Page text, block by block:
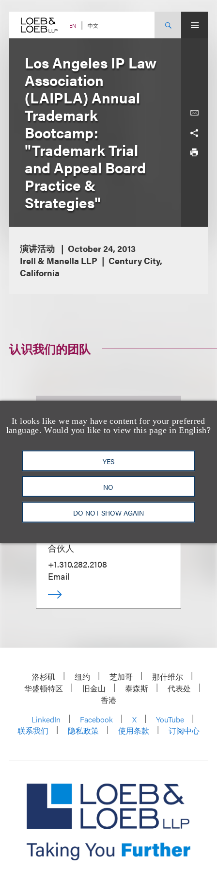
content EN 中文
It looks like we may have content for your preferred
language. Would you like to view this page in English?
YES
NO
DO NOT SHOW AGAIN
Los Angeles IP Law
Association
(LAIPLA) Annual
Trademark
Bootcamp:
"Trademark Trial
and Appeal Board
Practice &
Strategies"
演讲活动
October 24, 2013
Irell & Manella LLP
Century City,
California
认识我们的团队
David W. Grace
合伙人
+1.310.282.2108
Email
洛杉矶 纽约 芝加哥
那什维尔
华盛顿特区
旧金山 泰森斯
代表处
香港
LinkedIn
Facebook X
YouTube
联系我们
隐私政策 使用条款 订阅中心